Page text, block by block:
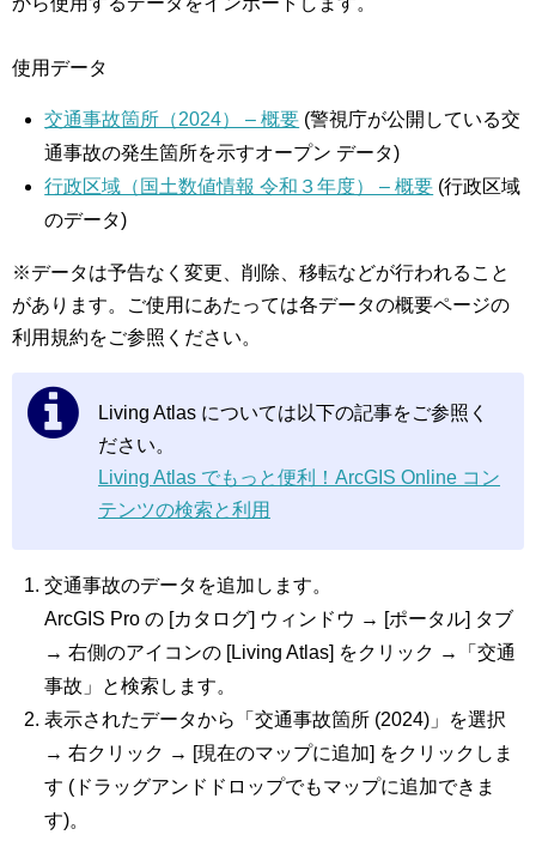
使用データ
交通事故箇所（2024） – 概要 (警視庁が公開している交
通事故の発生箇所を示すオープン データ)
行政区域（国土数値情報 令和３年度） – 概要 (行政区域
のデータ)
※データは予告なく変更、削除、移転などが行われること
があります。ご使用にあたっては各データの概要ページの
利用規約をご参照ください。
Living Atlas については以下の記事をご参照く
ださい。
Living Atlas でもっと便利！ArcGIS Online コン
テンツの検索と利用
交通事故のデータを追加します。
ArcGIS Pro の [カタログ] ウィンドウ → [ポータル] タブ
→ 右側のアイコンの [Living Atlas] をクリック →「交通
事故」と検索します。
表示されたデータから「交通事故箇所 (2024)」を選択
→ 右クリック → [現在のマップに追加] をクリックしま
す (ドラッグアンドドロップでもマップに追加できま
す)。